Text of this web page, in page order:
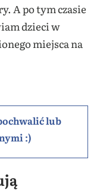
A po tym czasie
dzieci w
miejsca na
lub
:)